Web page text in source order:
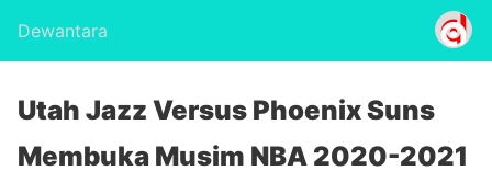
Dewantara
Utah Jazz Versus Phoenix Suns
Membuka Musim NBA 2020-2021